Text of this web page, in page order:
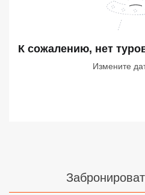
К сожалению, нет
Измените
Сетевые отели Турции